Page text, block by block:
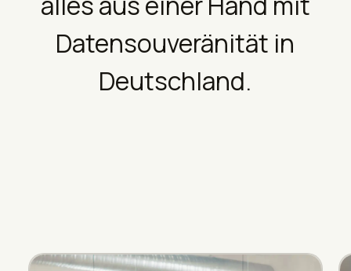
Datensouveränität in
Deutschland.